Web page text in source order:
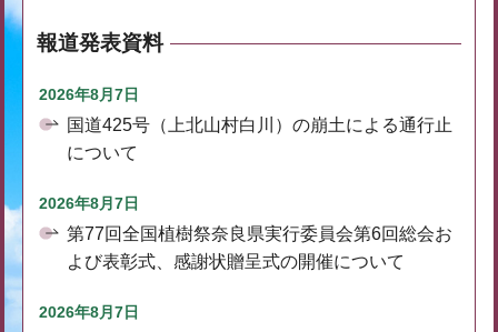
報道発表資料
2026年8月7日
国道425号（上北山村白川）の崩土による通行止
について
2026年8月7日
第77回全国植樹祭奈良県実行委員会第6回総会お
よび表彰式、感謝状贈呈式の開催について
2026年8月7日